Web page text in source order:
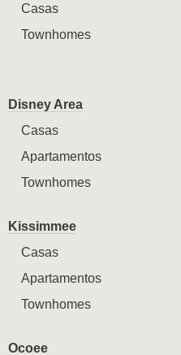
Casas
Townhomes
Disney Area
Casas
Apartamentos
Townhomes
Kissimmee
Casas
Apartamentos
Townhomes
Ocoee